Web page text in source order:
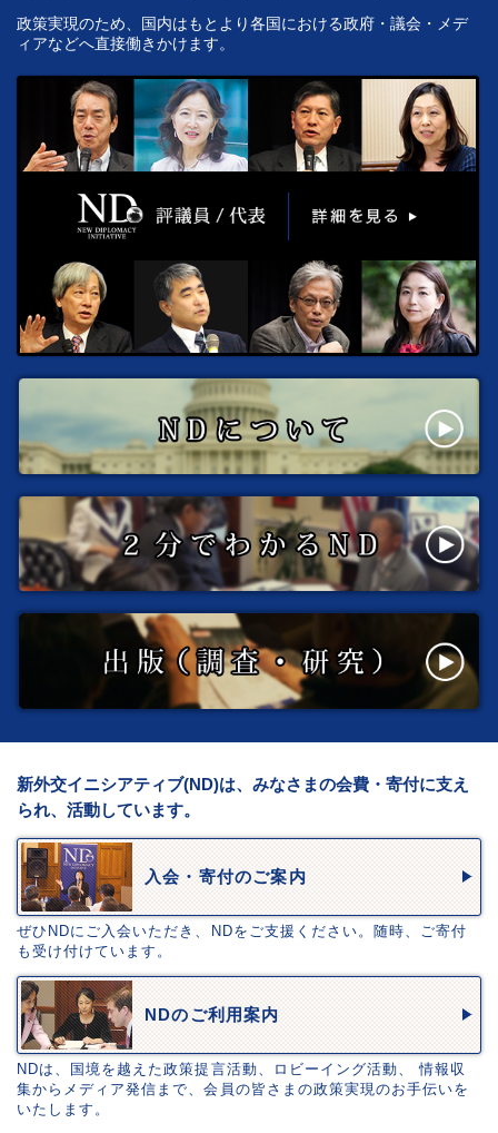
政策実現のため、国内はもとより各国における政府・議会・メデ
ィアなどへ直接働きかけます。
新外交イニシアティブ(ND)は、みなさまの会費・寄付に支え
られ、活動しています。
入会・寄付のご案内
ぜひNDにご入会いただき、NDをご支援ください。随時、ご寄付
も受け付けています。
NDのご利用案内
NDは、国境を越えた政策提言活動、ロビーイング活動、 情報収
集からメディア発信まで、会員の皆さまの政策実現のお手伝いを
いたします。